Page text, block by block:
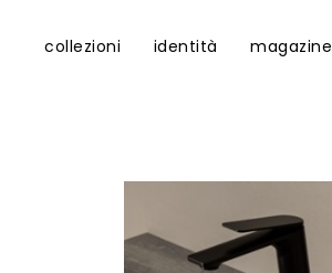
collezioni identità magazine